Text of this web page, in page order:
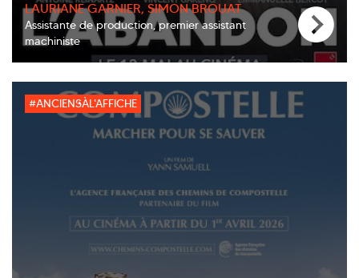
LAURIANE GARNIER, SIMON BROUAT
Assistante de production, premier assistant
machiniste
#ANCIENSÀL'AFFICHE